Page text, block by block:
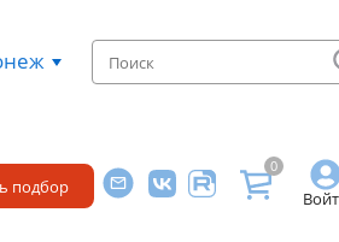
0
подбор